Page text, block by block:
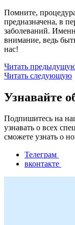
Помните,
предназначена, в
заболеваний.
внимание, ведь
нас!
Читать
Читать следующую
Узнавайте
Подпишитесь на
узнавать о всех
сможете узнать о
Телеграм
вконтакте